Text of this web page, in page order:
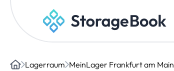
Lagerraum MeinLager Frankfurt am Main